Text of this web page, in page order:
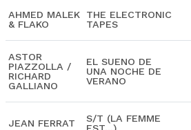
AHMED MALEK
& FLAKO
THE ELECTRONIC
TAPES
ASTOR
PIAZZOLLA /
RICHARD
GALLIANO
EL SUENO DE
UNA NOCHE DE
VERANO
JEAN FERRAT
S/T (LA FEMME